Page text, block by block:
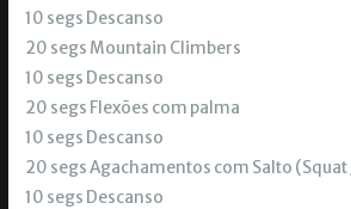
10 segs Descanso
20 segs Mountain Climbers
10 segs Descanso
20 segs Flexões com palma
10 segs Descanso
20 segs Agachamentos com Salto (Squat
10 segs Descanso